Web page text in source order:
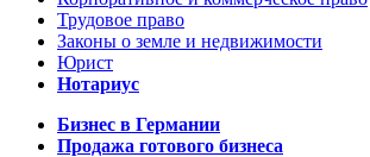
Трудовое право
Законы о земле и недвижимости
Юрист
Нотариус
Бизнес в Германии
Продажа готового бизнеса